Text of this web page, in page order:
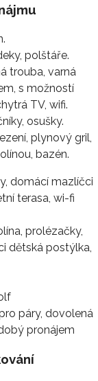
polštáře.
trouba, varná
s možností
TV, wifi.
osušky.
plynový gril,
bazén.
domácí mazlíčci
terasa, wi-fi
prolézačky,
dětská postýlka,
páry, dovolená
pronájem